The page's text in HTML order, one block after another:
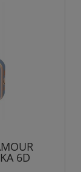
6D